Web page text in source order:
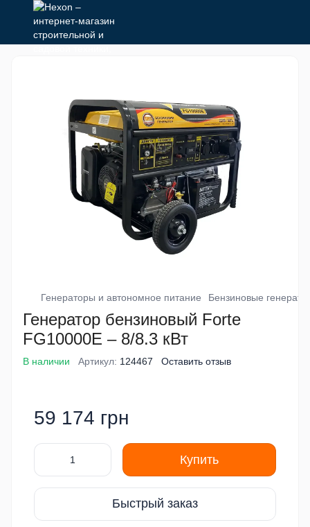
Генераторы и автономное питание Бензиновые
Генератор бензиновый Forte
FG10000E – 8/8.3 кВт
В наличии Артикул: 124467 Оставить отзыв
59 174 грн
Купить
Быстрый заказ